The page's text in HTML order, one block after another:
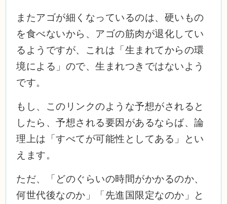
またアゴが細くなっているのは、硬いもの
を食べないから、アゴの筋肉が退化してい
るようですが、これは「生まれてからの環
境による」ので、生まれつきではないよう
です。
もし、このリンクのような予想がされると
したら、予想される要因があるならば、論
理上は「すべてが可能性としてある」とい
えます。
ただ、「どのぐらいの時間がかかるのか、
何世代後なのか」「先進国限定なのか」と